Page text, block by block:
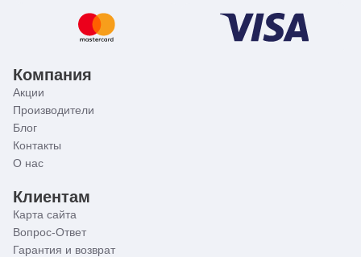
Компания
Акции
Производители
Блог
Контакты
О нас
Клиентам
Карта сайта
Вопрос-Ответ
Гарантия и возврат